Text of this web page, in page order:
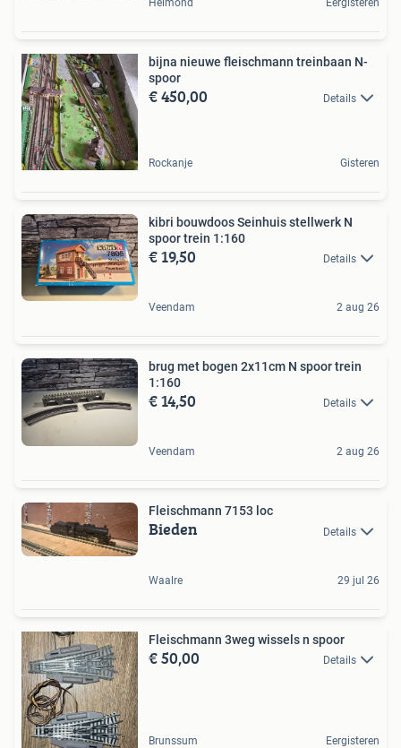
bijna nieuwe fleischmann treinbaan N-
spoor
€ 450,00 Details
Rockanje Gisteren
kibri bouwdoos Seinhuis stellwerk N
spoor trein 1:160
€ 19,50 Details
Veendam 2 aug 26
brug met bogen 2x11cm N spoor trein
1:160
€ 14,50 Details
Veendam 2 aug 26
Fleischmann 7153 loc
Bieden Details
Waalre 29 jul 26
Fleischmann 3weg wissels n spoor
€ 50,00 Details
Brunssum Eergisteren